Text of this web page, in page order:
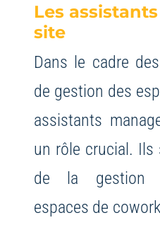
Les
site
Dans le cadre
de gestion des
assistants
un rôle crucial. Ils
de la gestion
espaces de